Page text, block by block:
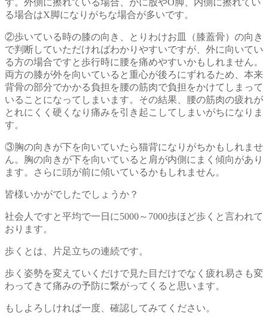
る場合はX脚になりがちな場合が多いです。
②歩いている時の膝の向き、とりわけお皿（膝蓋骨）の向き
で判断していただければわかりやすいですが、外に向いてい
る方の場合ですと歩行時に腰を痛めやすいかもしれません。
両方の膝が外を向いていると重心が後ろにずれるため、本来
背骨の部分でかかる負担を腰の筋肉で負担をかけてしまって
いることになってしまいます。その結果、腰の筋肉の疲れが
とれにくく硬くなり痛みを引き起こしてしまいがちになりま
す。
③胸の向きが下を向いていたら猫背になりがちかもしれませ
ん。胸の向きが下を向いていると肩が内側にまく傾向があり
ます。さらに頭が前に傾いているかもしれません。
皆様いかがでしたでしょうか？
社会人ですと平均で一日に5000～7000歩ほど歩くと言われて
おります。
歩くとは、片足立ちの連続です。
歩く姿勢を変えていくだけで見た目だけでなく疲れ易さも変
わってきて痛みの予防に繋がってくると思います。
もしよろしければ一度、確認してみてください。